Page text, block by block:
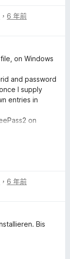
， 6 年前
on Windows
and password
I supply
entries in
on
file.
even though
that works
， 6 年前
Bis